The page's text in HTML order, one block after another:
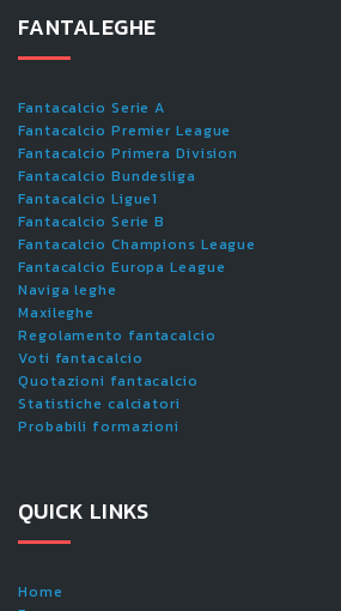
FANTALEGHE
Fantacalcio Serie A
Fantacalcio Premier League
Fantacalcio Primera Division
Fantacalcio Bundesliga
Fantacalcio Ligue1
Fantacalcio Serie B
Fantacalcio Champions League
Fantacalcio Europa League
Naviga leghe
Maxileghe
Regolamento fantacalcio
Voti fantacalcio
Quotazioni fantacalcio
Statistiche calciatori
Probabili formazioni
QUICK LINKS
Home